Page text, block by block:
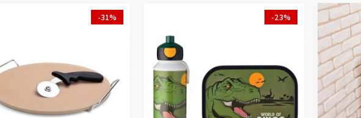
-23%
-31%